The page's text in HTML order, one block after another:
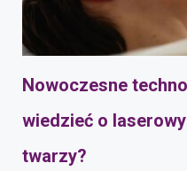
Nowoczesne
wiedzieć o
twarzy?